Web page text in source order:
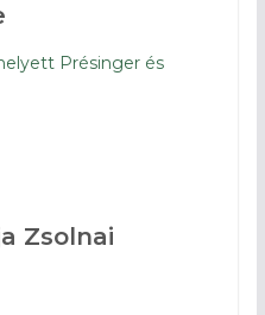
Présinger és
Zsolnai